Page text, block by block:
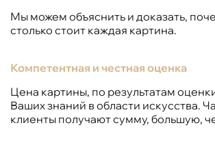
Мы можем объяснить и доказать,
столько стоит каждая картина.
Компетентная и честная оценка
Цена картины, по результатам
Ваших знаний в области искусства.
клиенты получают сумму, большую,